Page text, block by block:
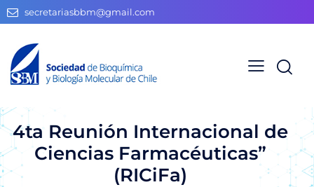
secretariasbbm@gmail.com
4ta Reunión Internacional de
Ciencias Farmacéuticas”
(RICiFa)